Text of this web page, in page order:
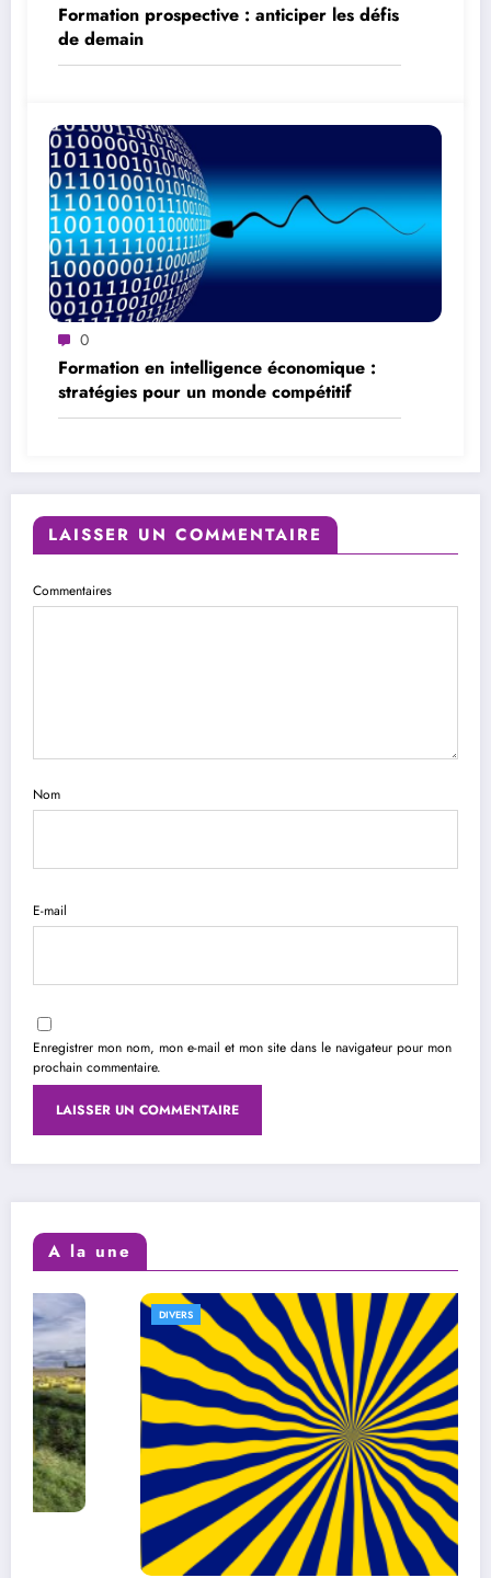
Formation prospective : anticiper les défis
de demain
0
Formation en intelligence économique :
stratégies pour un monde compétitif
LAISSER UN COMMENTAIRE
Commentaires
Nom
E-mail
Enregistrer mon nom, mon e-mail et mon site dans le navigateur pour mon
prochain commentaire.
A la une
DIVERS